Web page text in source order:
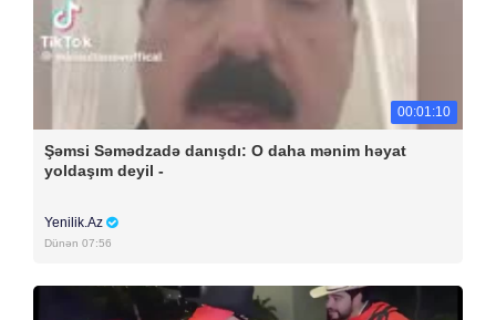
00:01:10
Şəmsi Səmədzadə danışdı: O daha mənim həyat
yoldaşım deyil -
Yenilik.Az
Dünən 07:56